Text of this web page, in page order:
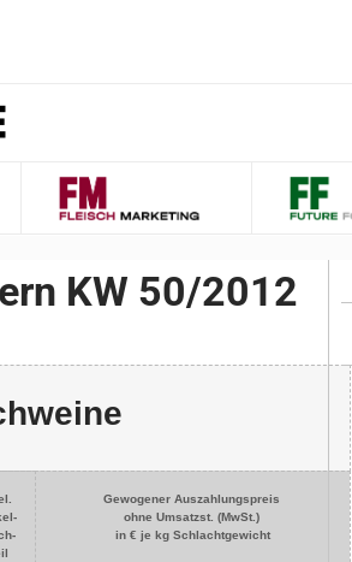
KW 50/2012
Gewogener Auszahlungspreis
ohne Umsatzst. (MwSt.)
in € je kg Schlachtgewicht